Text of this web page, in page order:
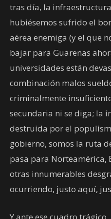
tras día, la
hubiésemos sufrido el
aérea enemiga (y el que
bajar para Guarenas
universidades están
combinación malos
criminalmente
secundaria ni se diga; la
destruida por el
gobierno, somos la ruta
pasa para Norteamérica,
otras innumerables
ocurriendo, justo aquí,
Y ante ese cuadro